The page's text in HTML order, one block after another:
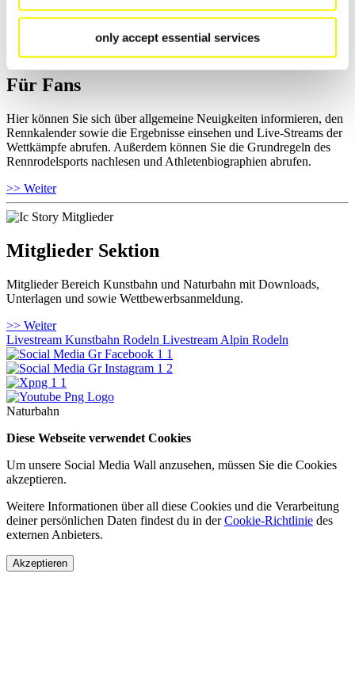
only accept essential services
>> Weiter
Für Fans
Hier können Sie sich über allgemeine Neuigkeiten informieren, den
Rennkalender sowie die Ergebnisse einsehen und Live-Streams der
Wettkämpfe abrufen. Außerdem können Sie die Grundregeln des
Rennrodelsports nachlesen und Athletenbiographien abrufen.
>> Weiter
Mitglieder Sektion
Mitglieder Bereich Kunstbahn und Naturbahn mit Downloads,
Unterlagen und sowie Wettbewerbsanmeldung.
>> Weiter
Livestream Kunstbahn Rodeln Livestream Alpin Rodeln
Naturbahn
Diese Webseite verwendet Cookies
Um unsere Social Media Wall anzusehen, müssen Sie die Cookies
akzeptieren.
Weitere Informationen über all diese Cookies und die Verarbeitung
deiner persönlichen Daten findest du in derCookie-Richtlinie des
externen Anbieters.
Akzeptieren